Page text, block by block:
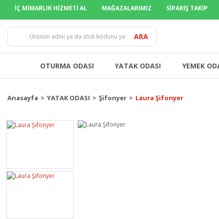
İÇ MİMARLIK HİZMETİ AL MAĞAZALARIMIZ SİPARİŞ TAKİP
TÜM
ARA
OTURMA ODASI YATAK ODASI YEMEK
Anasayfa YATAK ODASI Şifonyer Laura Şifonyer